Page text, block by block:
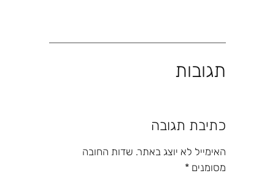
תגובות
כתיבת תגובה
האימייל לא יוצג באתר. שדות החובה
מסומנים *